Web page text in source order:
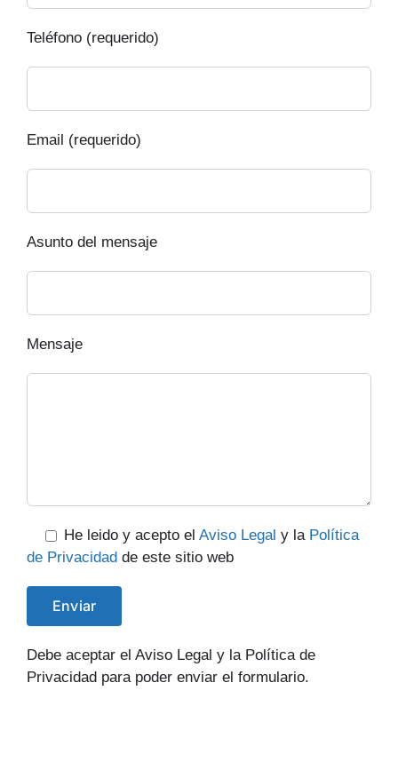
Teléfono (requerido)
Email (requerido)
Asunto del mensaje
Mensaje
He leido y acepto el Aviso Legal y la Política
de Privacidad de este sitio web
Debe aceptar el Aviso Legal y la Política de
Privacidad para poder enviar el formulario.